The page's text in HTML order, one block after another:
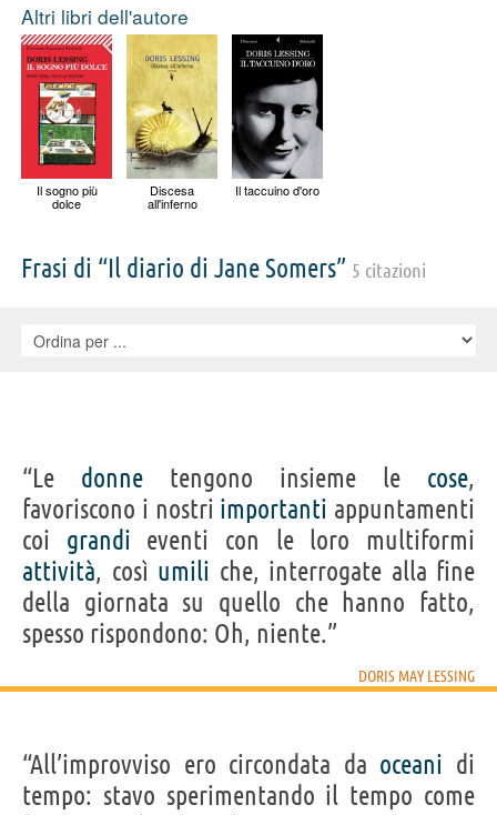
Altri libri dell'autore
Il sogno più
dolce
Discesa
all'inferno
Il taccuino d'oro
Frasi di “Il diario di Jane Somers” 5 citazioni
“Le donne tengono insieme le cose,
favoriscono i nostri importanti appuntamenti
coi grandi eventi con le loro multiformi
attività, così umili che, interrogate alla fine
della giornata su quello che hanno fatto,
spesso rispondono: Oh, niente.”
DORIS MAY LESSING
“All’improvviso ero circondata da oceani di
tempo: stavo sperimentando il tempo come